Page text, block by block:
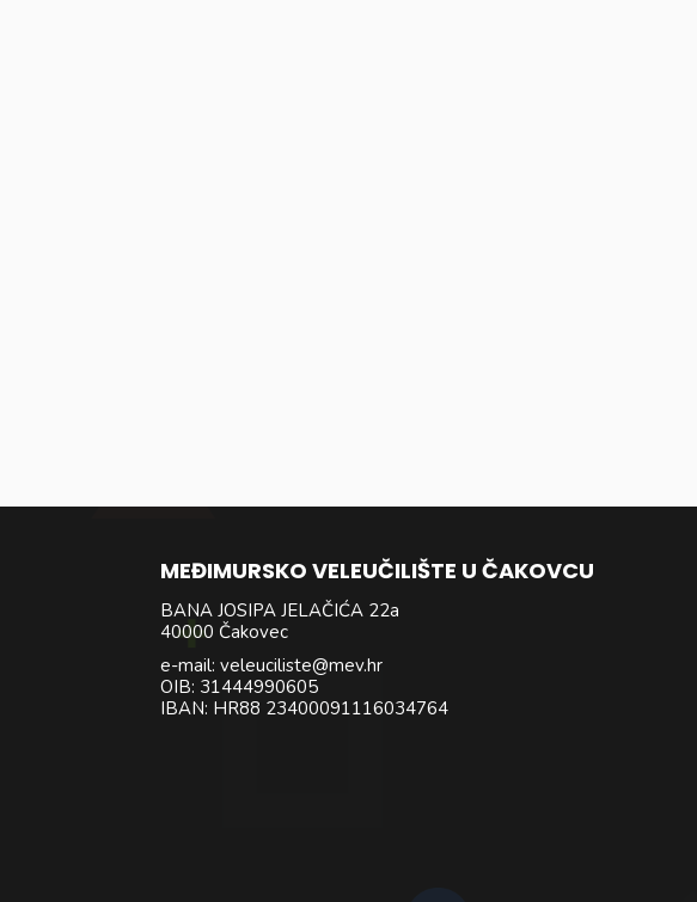
MEĐIMURSKO VELEUČILIŠTE U ČAKOVCU
BANA JOSIPA JELAČIĆA 22a
40000 Čakovec
e-mail: veleuciliste@mev.hr
OIB: 31444990605
IBAN: HR88 23400091116034764